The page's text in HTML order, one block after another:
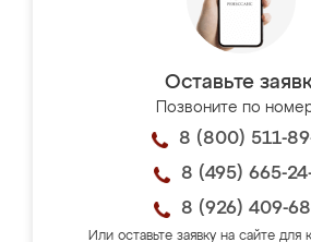
Оставьте
Позвоните по
8 (800) 511-
8 (495) 665-
8 (926) 409-
Или оставьте заявку на сайте для